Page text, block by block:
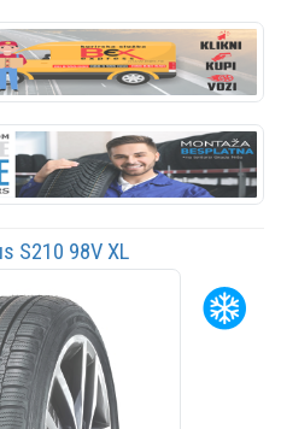
S210 98V XL